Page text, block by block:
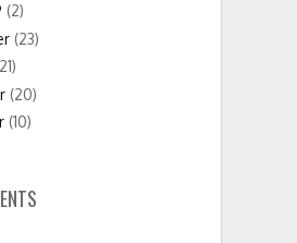
(2)
(23)
(20)
(10)